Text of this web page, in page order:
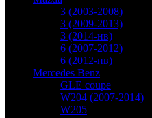
3 (2003-2008)
3 (2009-2013)
3 (2014-нв)
6 (2007-2012)
6 (2012-нв)
Mercedes Benz
GLE coupe
W204 (2007-2014)
W205